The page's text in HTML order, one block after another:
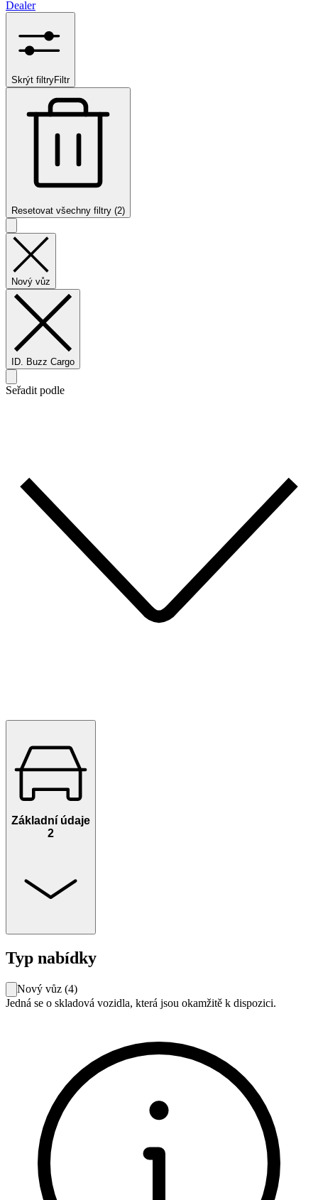
Dealer
Skrýt filtryFiltr
Resetovat všechny filtry (2)
Nový vůz
ID. Buzz Cargo
Seřadit podle
Základní údaje
2
Typ nabídky
Nový vůz (4)
Jedná se o skladová vozidla, která jsou okamžitě k dispozici.